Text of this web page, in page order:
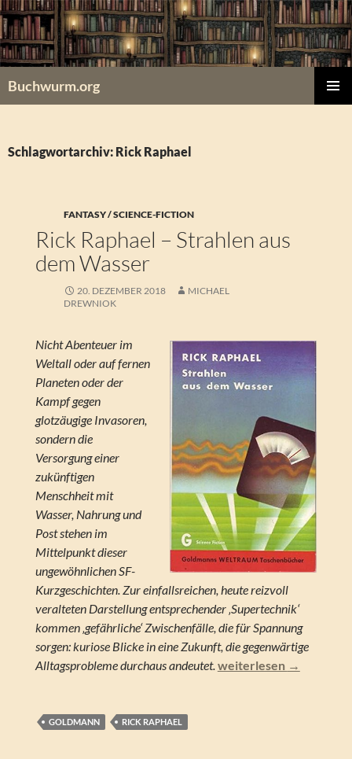
Zum
Inhalt
springen
Buchwurm.org
Schlagwortarchiv: Rick Raphael
FANTASY / SCIENCE-FICTION
Rick Raphael – Strahlen aus
dem Wasser
20. DEZEMBER 2018
MICHAEL
DREWNIOK
Nicht Abenteuer im
Weltall oder auf fernen
Planeten oder der
Kampf gegen
glotzäugige Invasoren,
sondern die
Versorgung einer
zukünftigen
Menschheit mit
Wasser, Nahrung und
Post stehen im
Mittelpunkt dieser
ungewöhnlichen SF-
Kurzgeschichten. Zur einfallsreichen, heute reizvoll
veralteten Darstellung entsprechender ‚Supertechnik‘
kommen ‚gefährliche‘ Zwischenfälle, die für Spannung
sorgen: kuriose Blicke in eine Zukunft, die gegenwärtige
Alltagsprobleme durchaus andeutet.Rick Raphael – Strahlen
weiterlesen →
GOLDMANN RICK RAPHAEL